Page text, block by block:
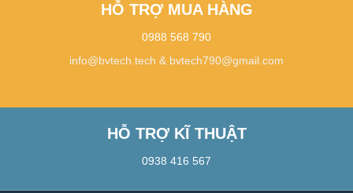
HỖ TRỢ MUA HÀNG
0988 568 790
info@bvtech.tech & bvtech790@gmail.com
HỖ TRỢ KĨ THUẬT
0938 416 567